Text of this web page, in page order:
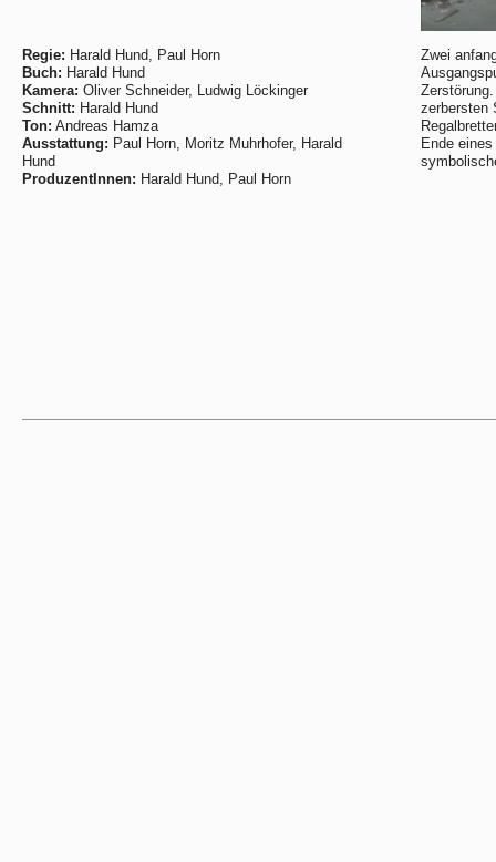
Regie: Harald Hund, Paul Horn
Buch: Harald Hund
Kamera: Oliver Schneider, Ludwig Löckinger
Schnitt: Harald Hund
Ton: Andreas Hamza
Ausstattung: Paul Horn, Moritz Muhrhofer, Harald
Hund
ProduzentInnen: Harald Hund, Paul Horn
Zwei
zerbersten
Ende